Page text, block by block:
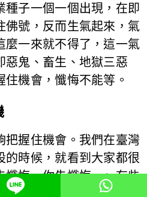
種子一個一個出現，在即
佛號，反而生氣起來，氣
麼一來就不得了，這一氣
惡鬼、畜生、地獄三惡
機會，懺悔不能等。
把握住機會。我們在臺灣
的時候，就看到大家都很
懺悔、你先懺悔。」有些
有時間。誰知等到自己要